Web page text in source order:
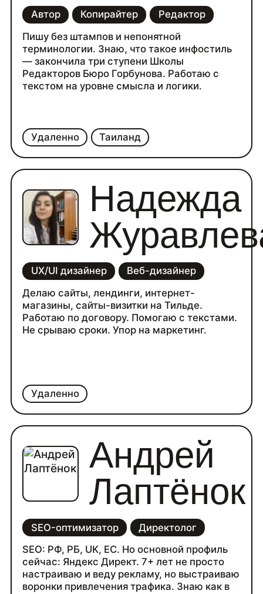
Удаленно Таиланд
Автор Копирайтер
Редактор
Пишу без штампов и непонятной
терминологии. Знаю, что такое инфостиль
— закончила три ступени Школы
Редакторов Бюро Горбунова. Работаю с
текстом на уровне смысла и логики.
Удаленно
Надежда
UX/UI дизайнер
Веб-дизайнер
Делаю сайты, лендинги, интернет-
магазины, сайты-визитки на Тильде.
Работаю по договору. Помогаю с текстами.
Не срываю сроки. Упор на маркетинг.
Андрей
Лаптёнок
SEO-оптимизатор
Директолог
SEO: РФ, РБ, UK, ЕС. Но основной профиль
сейчас: Яндекс Директ. 7+ лет не просто
настраиваю и веду рекламу, но выстраиваю
воронки привлечения трафика. Знаю как в